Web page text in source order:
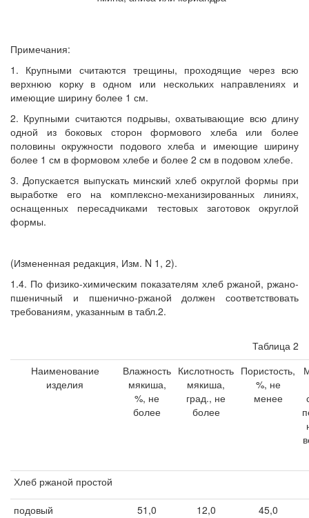
Примечания:
1. Крупными считаются трещины, проходящие через всю
верхнюю корку в одном или нескольких направлениях и
имеющие ширину более 1 см.
2. Крупными считаются подрывы, охватывающие всю длину
одной из боковых сторон формового хлеба или более
половины окружности подового хлеба и имеющие ширину
более 1 см в формовом хлебе и более 2 см в подовом хлебе.
3. Допускается выпускать минский хлеб округлой формы при
выработке его на комплексно-механизированных линиях,
оснащенных пересадчиками тестовых заготовок округлой
формы.
(Измененная редакция, Изм. N 1, 2).
1.4. По физико-химическим показателям хлеб ржаной, ржано-
пшеничный и пшенично-ржаной должен соответствовать
требованиям, указанным в табл.2.
Таблица 2
Наименование
изделия
Влажность
мякиша,
%, не
более
Кислотность
мякиша,
град., не
более
Пористость,
%, не
менее
Хлеб ржаной простой
подовый 51,0 12,0 45,0